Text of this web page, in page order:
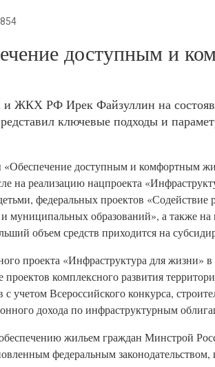
доступным и
и ЖКХ РФ Ирек Файзуллин на
ключевые подходы и
«Обеспечение доступным и комфортным
на реализацию нацпроекта
федеральных проектов
муниципальных образований», а также
объем средств приходится на
проекта «Инфраструктура для жизни»
комплексного развития
учетом Всероссийского конкурса,
дохода по инфраструктурным
жильем граждан Минстрой
федеральным